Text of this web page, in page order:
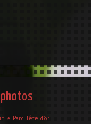
le Parc Tête d’or